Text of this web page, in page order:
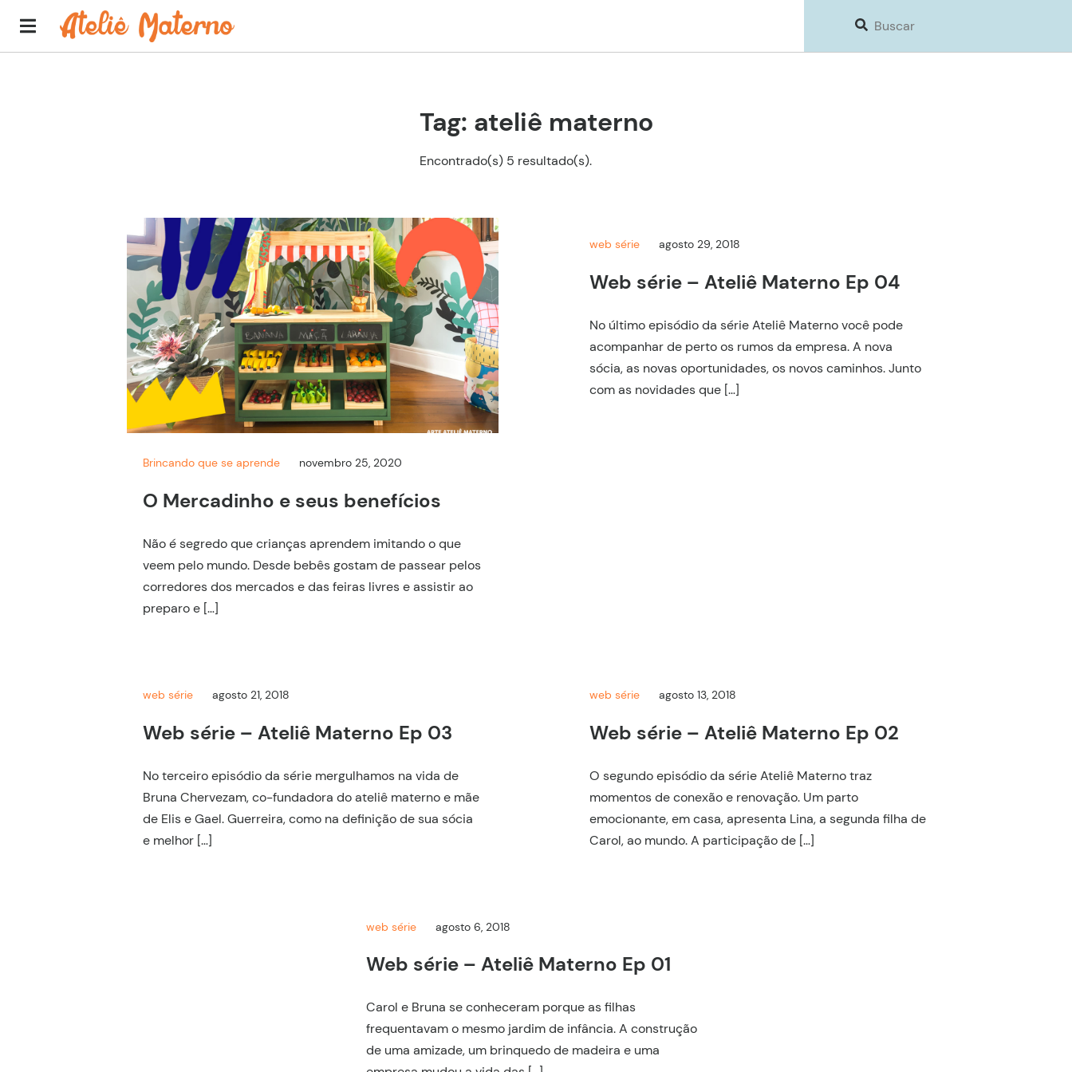
Tag: ateliê materno
Encontrado(s) 5 resultado(s).
Brincando que se aprende novembro 25, 2020
O Mercadinho e seus benefícios
Não é segredo que crianças aprendem imitando o que
veem pelo mundo. Desde bebês gostam de passear pelos
corredores dos mercados e das feiras livres e assistir ao
preparo e […]
web série agosto 29, 2018
Web série – Ateliê Materno Ep 04
No último episódio da série Ateliê Materno você pode
acompanhar de perto os rumos da empresa. A nova
sócia, as novas oportunidades, os novos caminhos. Junto
com as novidades que […]
web série agosto 21, 2018
Web série – Ateliê Materno Ep 03
No terceiro episódio da série mergulhamos na vida de
Bruna Chervezam, co-fundadora do ateliê materno e mãe
de Elis e Gael. Guerreira, como na definição de sua sócia
e melhor […]
web série agosto 13, 2018
Web série – Ateliê Materno Ep 02
O segundo episódio da série Ateliê Materno traz
momentos de conexão e renovação. Um parto
emocionante, em casa, apresenta Lina, a segunda filha de
Carol, ao mundo. A participação de […]
web série agosto 6, 2018
Web série – Ateliê Materno Ep 01
Carol e Bruna se conheceram porque as filhas
frequentavam o mesmo jardim de infância. A construção
de uma amizade, um brinquedo de madeira e uma